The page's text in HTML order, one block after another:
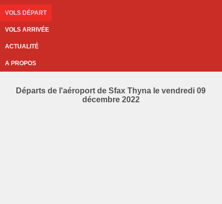
VOLS DÉPART
VOLS ARRIVÉE
ACTUALITÉ
A PROPOS
Départs de l'aéroport de Sfax Thyna le vendredi 09
décembre 2022